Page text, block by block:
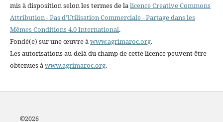
mis à disposition selon les termes de lalicence Creative Commons
Attribution - Pas d’Utilisation Commerciale - Partage dans les
Mêmes Conditions 4.0 International.
Fondé(e) sur une œuvre àwww.agrimaroc.org.
Les autorisations au-delà du champ de cette licence peuvent être
obtenues àwww.agrimaroc.org.
©2026